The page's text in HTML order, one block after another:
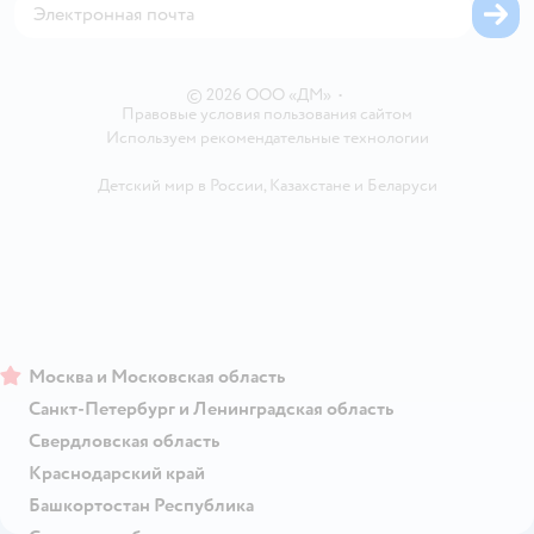
© 2026 ООО «ДМ» •
Правовые условия пользования сайтом
Используем рекомендательные технологии
Детский мир в России, Казахстанеи Беларуси
Москва и Московская область
Санкт-Петербург и Ленинградская область
Свердловская область
Краснодарский край
Башкортостан Республика